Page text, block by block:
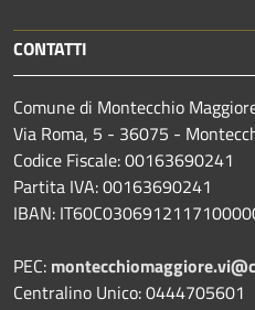
CONTATTI
Comune di Montecchio
Via Roma, 5 - 36075 -
Codice Fiscale: 00163690241
Partita IVA: 00163690241
IBAN:
PEC:
Centralino Unico: 0444705601